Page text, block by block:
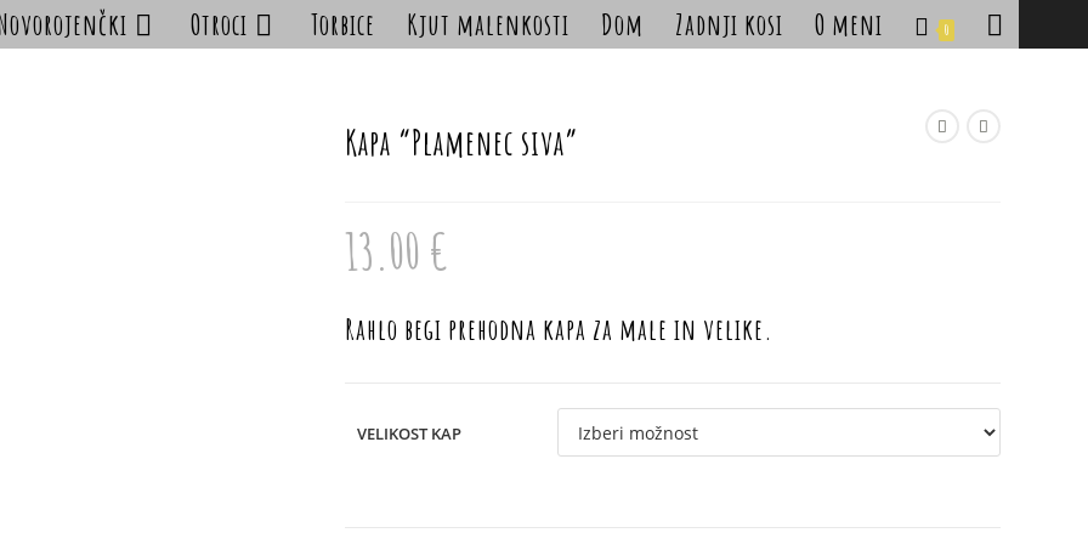
Otroci Torbice Kjut malenkosti Dom Zadnji kosi O meni 0 Toggle
search
Kapa “Plamenec siva”
13.00 €
Rahlo begi prehodna kapa za male in velike.
VELIKOST KAP